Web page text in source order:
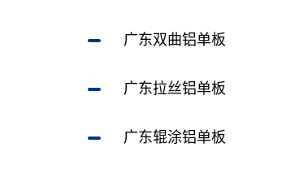
广东双曲铝单板
广东拉丝铝单板
广东辊涂铝单板